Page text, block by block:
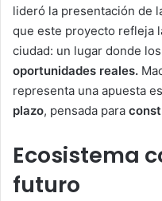
lideró la presentación de
que este proyecto refleja
ciudad: un lugar donde los
oportunidades reales.
representa una apuesta
plazo, pensada para
Ecosistema
futuro